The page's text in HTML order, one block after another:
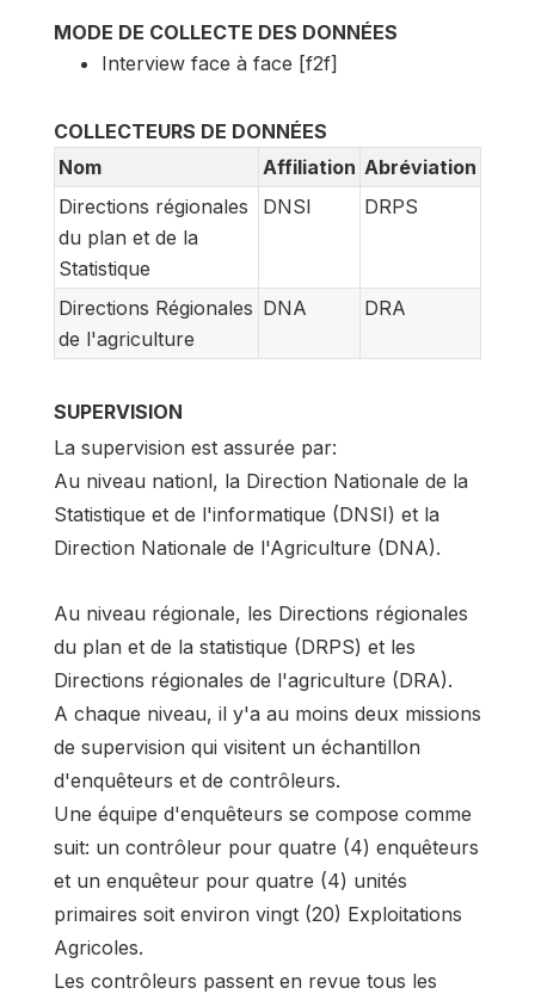
MODE DE COLLECTE DES DONNÉES
Interview face à face [f2f]
COLLECTEURS DE DONNÉES
Nom
Affiliation Abréviation
Directions régionales
du plan et de la
Statistique
DNSI DRPS
Directions Régionales
de l'agriculture
DNA DRA
SUPERVISION
La supervision est assurée par:
Au niveau nationl, la Direction Nationale de la
Statistique et de l'informatique (DNSI) et la
Direction Nationale de l'Agriculture (DNA).
Au niveau régionale, les Directions régionales
du plan et de la statistique (DRPS) et les
Directions régionales de l'agriculture (DRA).
A chaque niveau, il y'a au moins deux missions
de supervision qui visitent un échantillon
d'enquêteurs et de contrôleurs.
Une équipe d'enquêteurs se compose comme
suit: un contrôleur pour quatre (4) enquêteurs
et un enquêteur pour quatre (4) unités
primaires soit environ vingt (20) Exploitations
Agricoles.
Les contrôleurs passent en revue tous les